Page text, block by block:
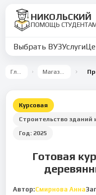
НИКОЛЬСКИЙ
ПОМОЩЬ
Выбрать ВУЗУслуги
Главная Магазин работ
Курсовая
Строительство зданий
Год: 2025
Готовая
Автор:Смирнова Анна